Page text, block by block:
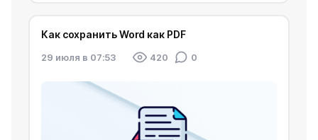
Как сохранить Word как PDF
29 июля в 07:53 420 0